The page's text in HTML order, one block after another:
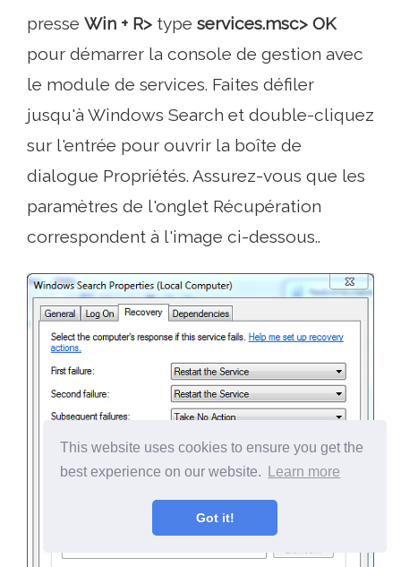
This website uses cookies to ensure you get the
best experience on our website.
Learn more
Got it!
presse Win + R> type services.msc> OK
pour démarrer la console de gestion avec
le module de services. Faites défiler
jusqu'à Windows Search et double-cliquez
sur l'entrée pour ouvrir la boîte de
dialogue Propriétés. Assurez-vous que les
paramètres de l'onglet Récupération
correspondent à l'image ci-dessous..